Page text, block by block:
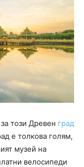
този Древен град
е толкова голям,
музей на
велосипеди